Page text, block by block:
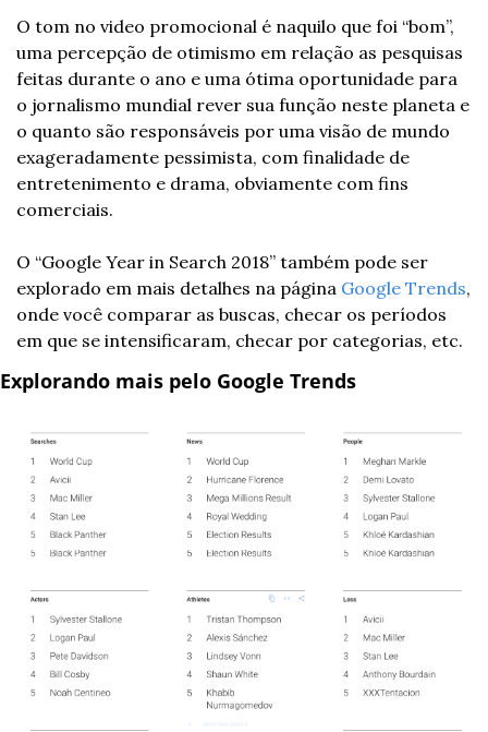
O tom no video promocional é naquilo que foi “bom”,
uma percepção de otimismo em relação as pesquisas
feitas durante o ano e uma ótima oportunidade para
o jornalismo mundial rever sua função neste planeta e
o quanto são responsáveis por uma visão de mundo
exageradamente pessimista, com finalidade de
entretenimento e drama, obviamente com fins
comerciais.
O “Google Year in Search 2018” também pode ser
explorado em mais detalhes na página Google Trends,
onde você comparar as buscas, checar os períodos
em que se intensificaram, checar por categorias, etc.
Explorando mais pelo Google Trends